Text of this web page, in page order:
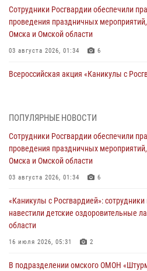
Сотрудники Росгвардии обеспечили
проведения праздничных
Омска и Омской области
03 августа 2026, 01:34 6
Всероссийская акция «Каникулы с
тренировка по управлению
30 июля 2026, 04:39 2
Росгвардия обеспечила безопасность
29 июля 2026, 01:49
Росгвардейцы приняли участие в
Руси в Омске
ПОПУЛЯРНЫЕ НОВОСТИ
Сотрудники Росгвардии обеспечили
проведения праздничных
Омска и Омской области
03 августа 2026, 01:34 6
«Каникулы с Росгвардией»:
навестили детские оздоровительные
области
16 июля 2026, 05:31 2
В подразделении омского ОМОН